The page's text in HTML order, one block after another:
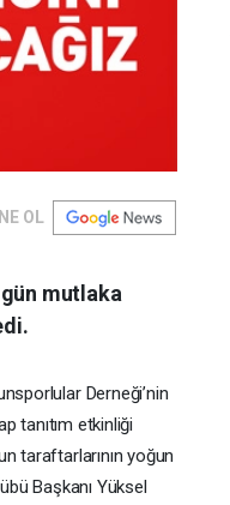
OL
gün mutlaka
Derneği’nin
tanıtım etkinliği
taraftarlarının yoğun
Başkanı Yüksel